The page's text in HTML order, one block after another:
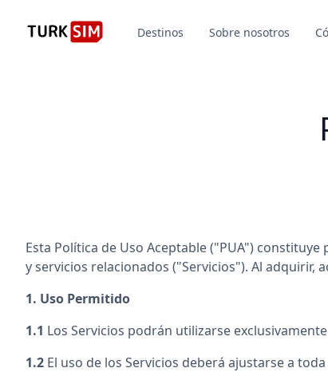
Destinos Sobre nosotros
Esta Política de Uso Aceptable ("PUA")
y servicios relacionados ("Servicios"). Al adquirir,
1. Uso Permitido
1.1 Los Servicios podrán utilizarse
1.2 El uso de los Servicios deberá ajustarse a